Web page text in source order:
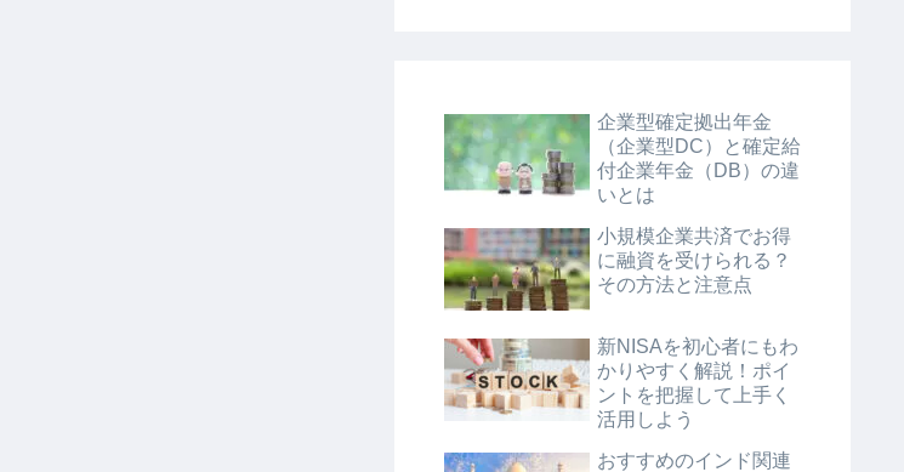
企業型確定拠出年金
（企業型DC）と確定給
付企業年金（DB）の違
いとは
小規模企業共済でお得
に融資を受けられる？
その方法と注意点
新NISAを初心者にもわ
かりやすく解説！ポイ
ントを把握して上手く
活用しよう
おすすめのインド関連